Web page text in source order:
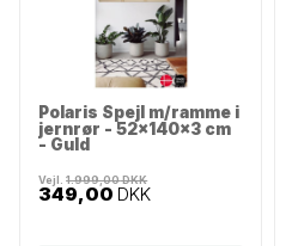
Polaris Spejl m/ramme i
jernrør - 52x140x3 cm
- Guld
349,00 DKK
Vejl.1.999,00DKK